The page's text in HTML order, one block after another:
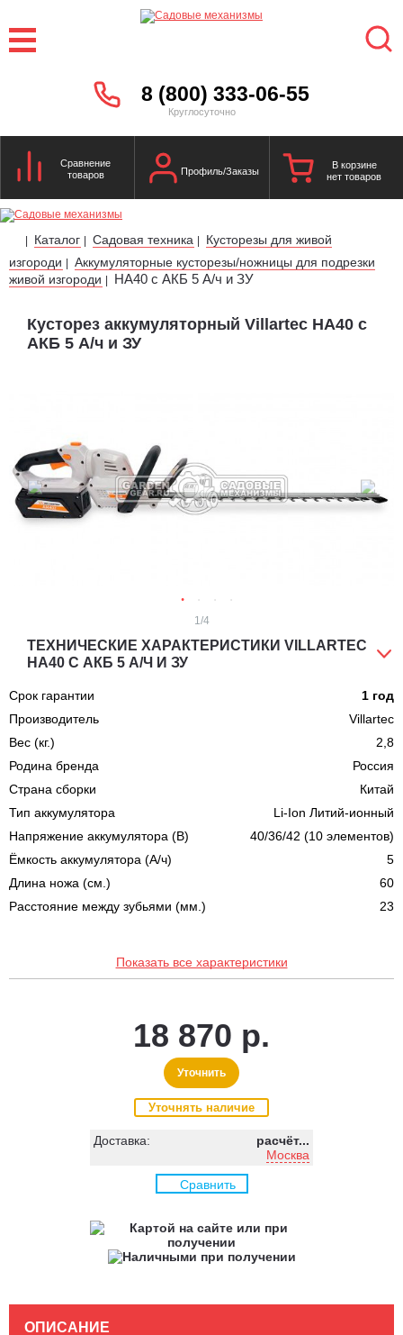
8 (800) 333-06-55
Круглосуточно
Сравнение
товаров
Профиль/Заказы
В корзине
нет товаров
| Каталог | Садовая техника |
Кусторезы для живой
изгороди | Аккумуляторные кусторезы/ножницы для подрезки
живой изгороди | HA40 с АКБ 5 А/ч и ЗУ
Кусторез аккумуляторный Villartec HA40 с
АКБ 5 А/ч и ЗУ
1 /4
ТЕХНИЧЕСКИЕ ХАРАКТЕРИСТИКИ VILLARTEC
HA40 С АКБ 5 А/Ч И ЗУ
Срок гарантии
1 год
Производитель
Villartec
Вес (кг.)
2,8
Родина бренда
Россия
Страна сборки
Китай
Тип аккумулятора
Li-Ion Литий-ионный
Напряжение аккумулятора (В)
40/36/42 (10 элементов)
Ёмкость аккумулятора (А/ч)
5
Длина ножа (cм.)
60
Расстояние между зубьями (мм.)
23
Показать все характеристики
18 870 р.
Уточнить
Уточнять наличие
Доставка:
расчёт...
Москва
Сравнить
ОПИСАНИЕ